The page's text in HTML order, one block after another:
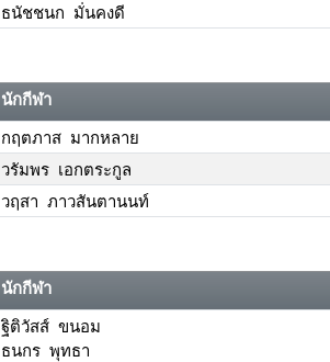
ธนัชชนก มั่นคงดี
นักกีฬา
กฤตภาส มากหลาย
วรัมพร เอกตระกูล
วฤสา ภาวสันตานนท์
นักกีฬา
ฐิติวัสส์ ขนอม
ธนกร พุทธา